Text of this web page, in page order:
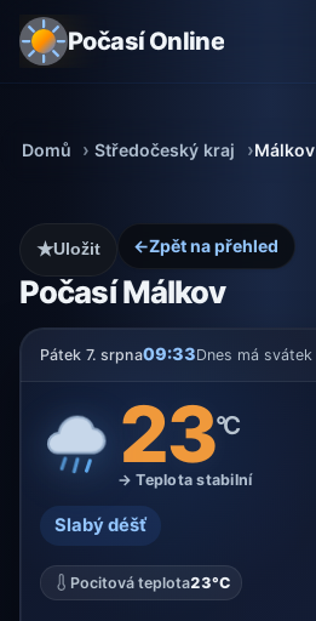
Počasí Online
Domů Středočeský kraj Málkov
←Zpět na přehled
Počasí Málkov
★Uložit
Pátek 7. srpna09:33Dnes má svátek
23°C
→ Teplota stabilní
Slabý déšť
Pocitová teplota23°C